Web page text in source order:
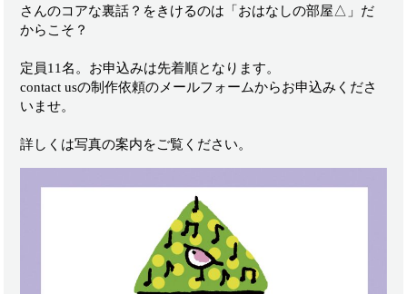
さんのコアな裏話？をきけるのは「おはなしの部屋△」だ
からこそ？
定員11名。お申込みは先着順となります。
contact usの制作依頼のメールフォームからお申込みくださ
いませ。
詳しくは写真の案内をご覧ください。